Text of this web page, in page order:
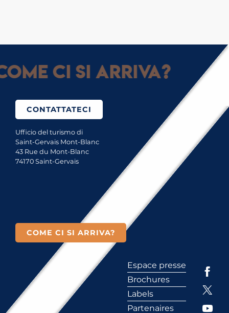
ci si arriva?
CONTATTATECI
Ufficio del turismo di
Saint-Gervais Mont-Blanc
43 Rue du Mont-Blanc
74170 Saint-Gervais
COME CI SI ARRIVA?
Espace presse
Brochures
Labels
Partenaires